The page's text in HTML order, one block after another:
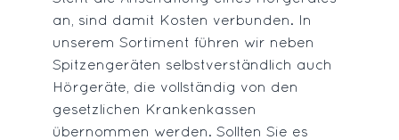
an, sind damit Kosten verbunden. In
unserem Sortiment führen wir neben
Spitzengeräten selbstverständlich auch
Hörgeräte, die vollständig von den
gesetzlichen Krankenkassen
übernommen werden. Sollten Sie es